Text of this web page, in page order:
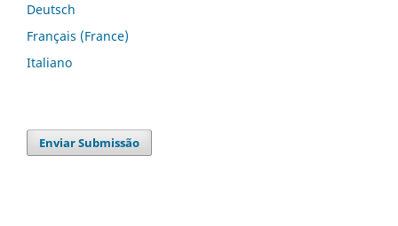
Deutsch
Français (France)
Italiano
Enviar Submissão